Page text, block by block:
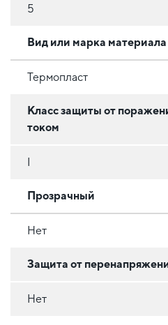
5
Вид или марка материала
Термопласт
Класс защиты от
током
Прозрачный
Нет
Защита от
Нет